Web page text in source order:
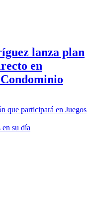
lanza plan
en
que participará en Juegos
su día